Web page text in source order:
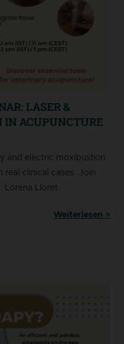
LASER &
IN ACUPUNCTURE
and electric moxibustion
real clinical cases. Join
Lorena Lloret.
Weiterlesen >